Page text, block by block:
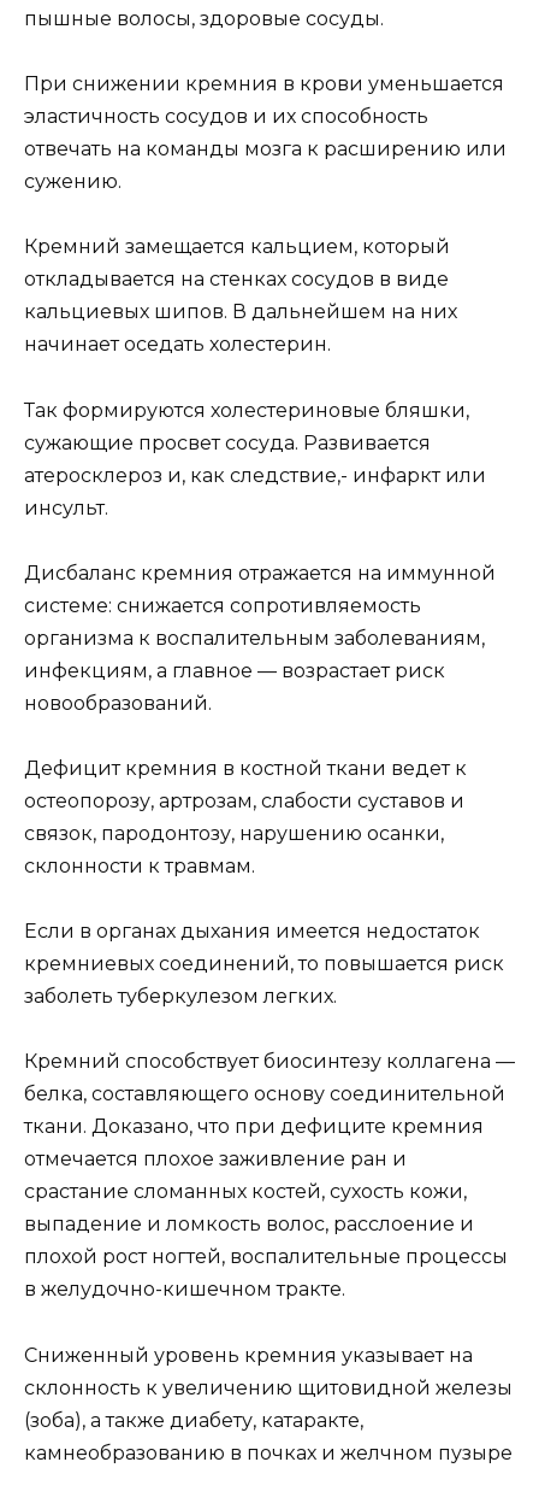
пышные волосы, здоровые сосуды.
При снижении кремния в крови уменьшается
эластичность сосудов и их способность
отвечать на команды мозга к расширению или
сужению.
Кремний замещается кальцием, который
откладывается на стенках сосудов в виде
кальциевых шипов. В дальнейшем на них
начинает оседать холестерин.
Так формируются холестериновые бляшки,
сужающие просвет сосуда. Развивается
атеросклероз и, как следствие,- инфаркт или
инсульт.
Дисбаланс кремния отражается на иммунной
системе: снижается сопротивляемость
организма к воспалительным заболеваниям,
инфекциям, а главное — возрастает риск
новообразований.
Дефицит кремния в костной ткани ведет к
остеопорозу, артрозам, слабости суставов и
связок, пародонтозу, нарушению осанки,
склонности к травмам.
Если в органах дыхания имеется недостаток
кремниевых соединений, то повышается риск
заболеть туберкулезом легких.
Кремний способствует биосинтезу коллагена —
белка, составляющего основу соединительной
ткани. Доказано, что при дефиците кремния
отмечается плохое заживление ран и
срастание сломанных костей, сухость кожи,
выпадение и ломкость волос, расслоение и
плохой рост ногтей, воспалительные процессы
в желудочно-кишечном тракте.
Сниженный уровень кремния указывает на
склонность к увеличению щитовидной железы
(зоба), а также диабету, катаракте,
камнеобразованию в почках и желчном пузыре